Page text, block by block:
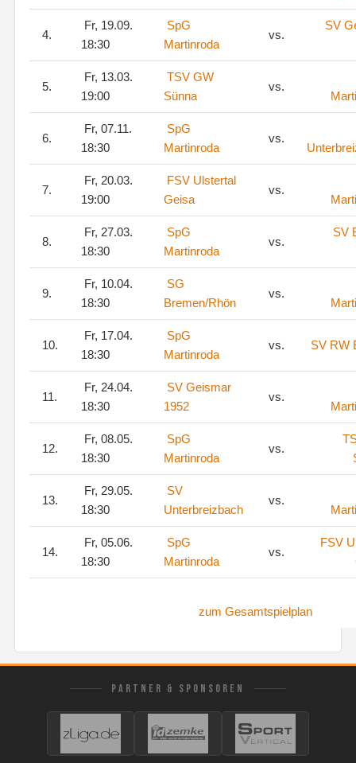
4.
Fr, 19.09.
18:30
SpG
Martinroda
vs.
SV
5.
Fr, 13.03.
19:00
TSV GW
Sünna
vs.
6.
Fr, 07.11.
18:30
SpG
Martinroda
vs.
7.
Fr, 20.03.
19:00
FSV Ulstertal
Geisa
vs.
8.
Fr, 27.03.
18:30
SpG
Martinroda
vs.
SV
9.
Fr, 10.04.
18:30
SG
Bremen/Rhön
vs.
10.
Fr, 17.04.
18:30
SpG
Martinroda
vs. SV RW
11.
Fr, 24.04.
18:30
SV Geismar
1952
vs.
12.
Fr, 08.05.
18:30
SpG
Martinroda
vs.
13.
Fr, 29.05.
18:30
SV
Unterbreizbach
vs.
14.
Fr, 05.06.
18:30
SpG
Martinroda
vs.
FSV
zum Gesamtspielplan
PARTNER & SPONSOREN